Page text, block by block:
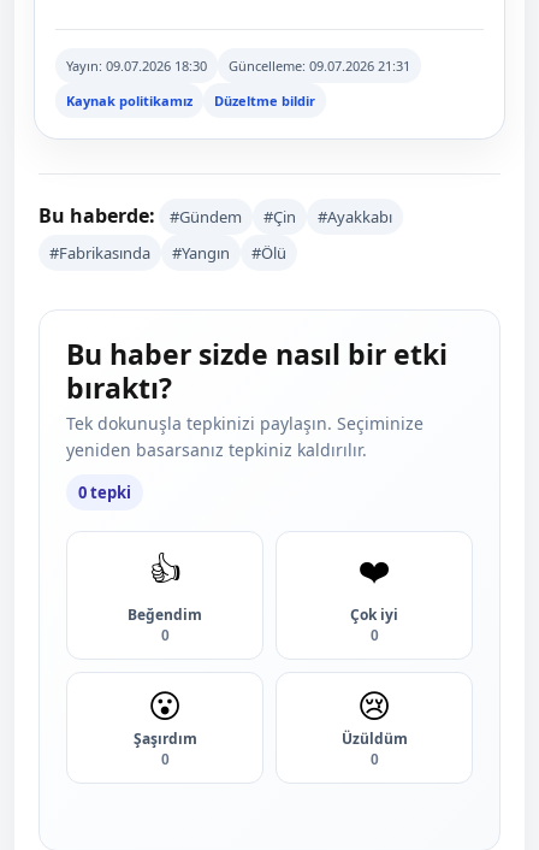
Yayın: 09.07.2026 18:30 Güncelleme: 09.07.2026 21:31
Kaynak politikamız
Düzeltme bildir
Bu haberde: #Gündem #Çin
#Ayakkabı
#Fabrikasında
#Yangın #Ölü
Bu haber sizde nasıl bir etki
bıraktı?
Tek dokunuşla tepkinizi paylaşın. Seçiminize
yeniden basarsanız tepkiniz kaldırılır.
0 tepki
👍
Beğendim
0
❤️
Çok iyi
0
😮
Şaşırdım
0
😢
Üzüldüm
0